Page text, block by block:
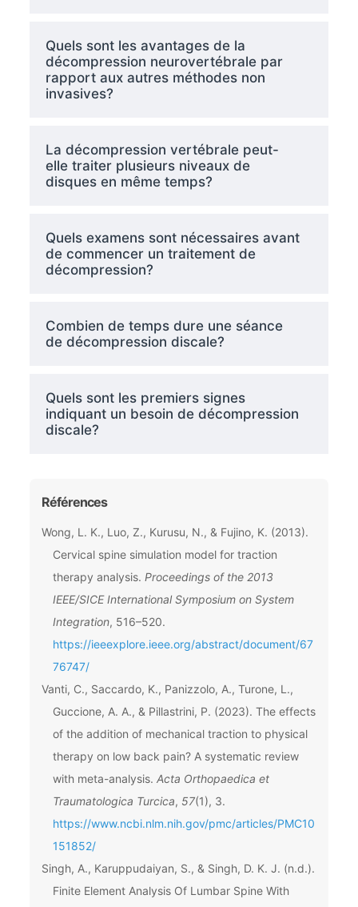
Quels sont les avantages de la
décompression neurovertébrale par
rapport aux autres méthodes non
invasives?
La décompression vertébrale peut-
elle traiter plusieurs niveaux de
disques en même temps?
Quels examens sont nécessaires avant
de commencer un traitement de
décompression?
Combien de temps dure une séance
de décompression discale?
Quels sont les premiers signes
indiquant un besoin de décompression
discale?
Références
Wong, L. K., Luo, Z., Kurusu, N., & Fujino, K. (2013).
Cervical spine simulation model for traction
therapy analysis. Proceedings of the 2013
IEEE/SICE International Symposium on System
Integration, 516–520.
https://ieeexplore.ieee.org/abstract/document/67
76747/
Vanti, C., Saccardo, K., Panizzolo, A., Turone, L.,
Guccione, A. A., & Pillastrini, P. (2023). The effects
of the addition of mechanical traction to physical
therapy on low back pain? A systematic review
with meta-analysis. Acta Orthopaedica et
Traumatologica Turcica, 57(1), 3.
https://www.ncbi.nlm.nih.gov/pmc/articles/PMC10
151852/
Singh, A., Karuppudaiyan, S., & Singh, D. K. J. (n.d.).
Finite Element Analysis Of Lumbar Spine With